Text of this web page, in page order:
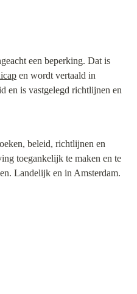
een beperking. Dat is
en wordt vertaald in
en is vastgelegd richtlijnen en
beleid, richtlijnen en
toegankelijk te maken en te
Landelijk en in Amsterdam.